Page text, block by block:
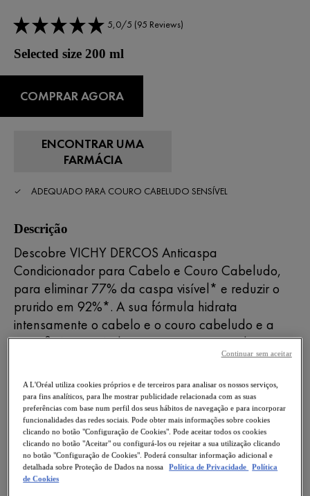
5,0/5 (95 Reviews)
Selected size 200 ml
COMPRAR AGORA
ENCONTRAR UMA
FARMÁCIA
ADEQUADO PARA COURO CABELUDO SENSÍVEL
Descrição
Descobre VICHY DERCOS Anticaspa
Condicionador para Cabelo e Couro Cabeludo,
para eliminar 77% da caspa visível* e reduzir o
prurido em 92%*. A sua fórmula hidrata
intensamente o cabelo e o couro cabeludo e a
sua eficácia está clinicamente comprovada para
a caspa* aderente e rebelde. Após a aplicação,
a barreira do couro cabeludo melhora* e o
cabelo fica mais suave, com 72 horas de
hidratação** e -96% de quebra capilar**. A sua
fórmula hipoalergénica está indicada para couro
cabeludo sensível e pode ser utilizada em cabelo
com coloração**. A sua textura de rápida
absorção é agradável e cremosa*** e facilita o
A L'Oréal utiliza cookies próprios e de terceiros para analisar os nossos serviços,
para fins analíticos, para lhe mostrar publicidade relacionada com as suas
preferências com base num perfil dos seus hábitos de navegação e para incorporar
funcionalidades das redes sociais. Pode obter mais informações sobre cookies
clicando no botão "Configuração de Cookies". Pode aceitar todos os cookies
clicando no botão "Aceitar" ou configurá-los ou rejeitar a sua utilização clicando
no botão "Configuração de Cookies". Poderá consultar informação adicional e
detalhada sobre Proteção de Dados na nossa
Política de Privacidade
Política
de Cookies
Continuar sem aceitar